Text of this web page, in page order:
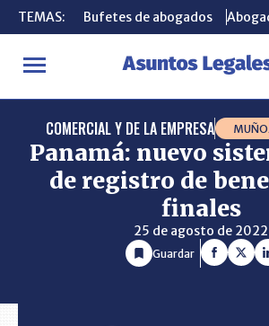
TEMAS: Bufetes de abogados
INICIO CONSULTORIO Panamá: nuevo
TEMAS: Bufetes de abogados
COMERCIAL Y DE LA EMPRESA
Panamá: nuevo
de registro de
finales
25 de agosto de 2022
Guardar